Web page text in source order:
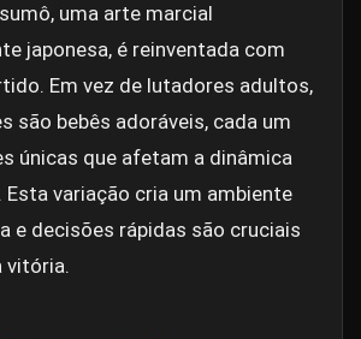
uma arte marcial
japonesa, é reinventada com
Em vez de lutadores adultos,
são bebês adoráveis, cada um
únicas que afetam a dinâmica
variação cria um ambiente
e decisões rápidas são cruciais
vitória.